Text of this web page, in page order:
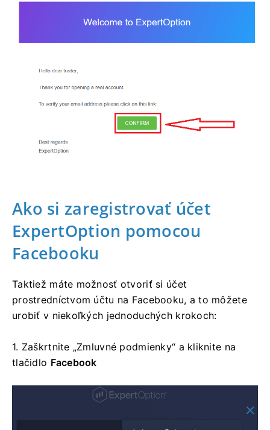
Ako si zaregistrovať účet
ExpertOption pomocou
Facebooku
Taktiež máte možnosť otvoriť si účet
prostredníctvom účtu na Facebooku, a to môžete
urobiť v niekoľkých jednoduchých krokoch:
1. Zaškrtnite „Zmluvné podmienky“ a kliknite na
tlačidlo Facebook